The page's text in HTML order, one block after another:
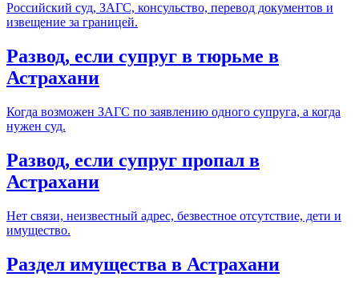
Российский суд, ЗАГС, консульство, перевод документов и
извещение за границей.
Развод, если супруг в тюрьме в
Астрахани
Когда возможен ЗАГС по заявлению одного супруга, а когда
нужен суд.
Развод, если супруг пропал в
Астрахани
Нет связи, неизвестный адрес, безвестное отсутствие, дети и
имущество.
Раздел имущества в Астрахани